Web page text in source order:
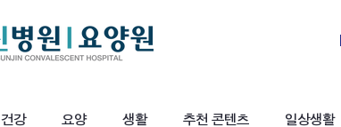
건강 요양 생활 추천 콘텐츠 일상생활